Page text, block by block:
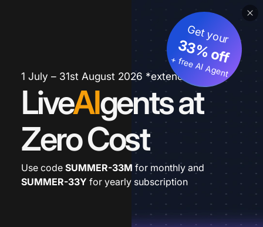
1 July – 31st August 2026 *extended
LiveAIgents at
Zero Cost
Get your
33% off
+ free AI Agent
Use code SUMMER-33M for monthly and
SUMMER-33Y for yearly subscription